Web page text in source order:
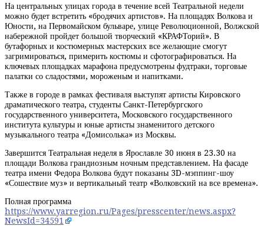
На центральных улицах города в течение всей Театральной недели
можно будет встретить «бродячих артистов». На площадях Волкова и
Юности, на Первомайском бульваре, улице Революционной, Волжской
набережной пройдет большой творческий «КРАФТорий». В
бутафорных и костюмерных мастерских все желающие смогут
загримироваться, примерить костюмы и сфотографироваться. На
ключевых площадках марафона предусмотрены фудтраки, торговые
палатки со сладостями, мороженым и напитками.
Также в городе в рамках фестиваля выступят артисты Кировского
драматического театра, студенты Санкт-Петербургского
государственного университета, Московского государственного
института культуры и юные артисты знаменитого детского
музыкального театра «Домисолька» из Москвы.
Завершится Театральная неделя в Ярославле 30 июня в 23.30 на
площади Волкова грандиозным ночным представлением. На фасаде
театра имени Федора Волкова будут показаны 3D-мэппинг-шоу
«Сошествие муз» и вертикальный театр «Волковский на все времена».
Полная программа
https://www.yarregion.ru/Pages/presscenter/news.aspx?
NewsId=34591